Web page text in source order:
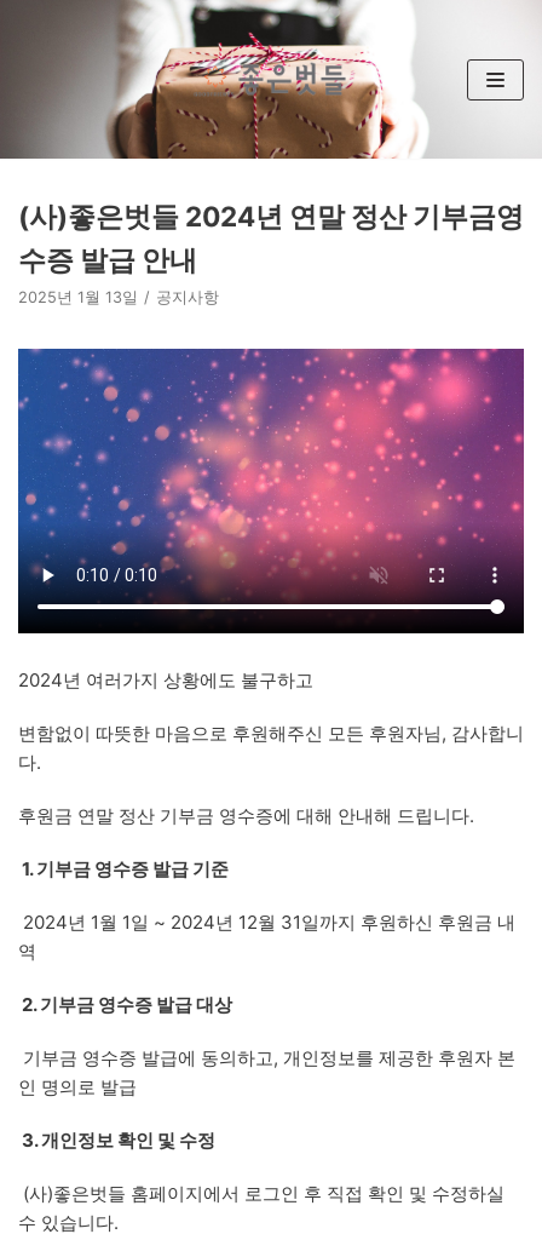
뛰
기
(사)좋은벗들 2024년 연말 정산 기부금영
수증 발급 안내
2025년 1월 13일 공지사항
2024년 여러가지 상황에도 불구하고
변함없이 따뜻한 마음으로 후원해주신 모든 후원자님, 감사합니
다.
후원금 연말 정산 기부금 영수증에 대해 안내해 드립니다.
1. 기부금 영수증 발급 기준
2024년 1월 1일 ~ 2024년 12월 31일까지 후원하신 후원금 내
역
2. 기부금 영수증 발급 대상
기부금 영수증 발급에 동의하고, 개인정보를 제공한 후원자 본
인 명의로 발급
3. 개인정보 확인 및 수정
(사)좋은벗들 홈페이지에서 로그인 후 직접 확인 및 수정하실
수 있습니다.